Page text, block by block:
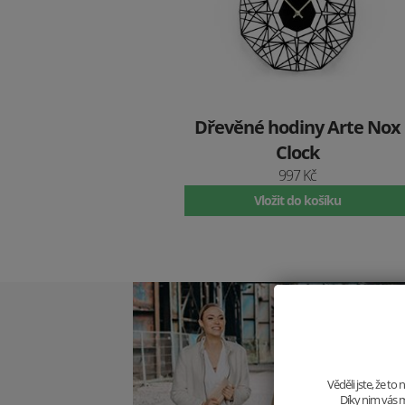
Dřevěné hodiny Arte Nox
Clock
997 Kč
Vložit do košíku
Věděli jste, že to
Díky nim vás